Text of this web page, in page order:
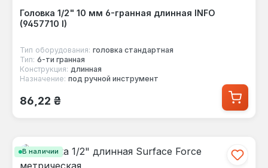
Головка 1/2" 10 мм 6-гранная длинная INFO
(9457710 I)
Тип оборудования: головка стандартная
Тип: 6-ти гранная
Конструкция: длинная
Назначение: под ручной инструмент
Обычная цена:
86,22 ₴
В наличии